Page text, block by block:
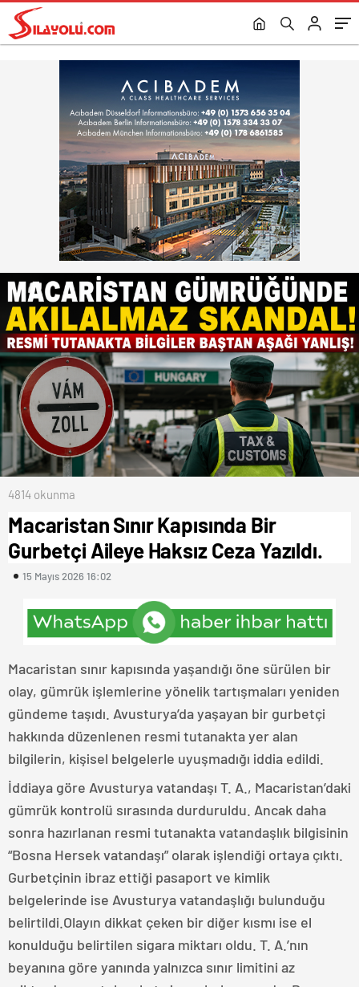
4814 okunma
Macaristan Sınır Kapısında Bir
Gurbetçi Aileye Haksız Ceza Yazıldı.
15 Mayıs 2026 16:02
Macaristan sınır kapısında yaşandığı öne sürülen bir
olay, gümrük işlemlerine yönelik tartışmaları yeniden
gündeme taşıdı. Avusturya’da yaşayan bir gurbetçi
hakkında düzenlenen resmi tutanakta yer alan
bilgilerin, kişisel belgelerle uyuşmadığı iddia edildi.
İddiaya göre Avusturya vatandaşı T. A., Macaristan’daki
gümrük kontrolü sırasında durduruldu. Ancak daha
sonra hazırlanan resmi tutanakta vatandaşlık bilgisinin
“Bosna Hersek vatandaşı” olarak işlendiği ortaya çıktı.
Gurbetçinin ibraz ettiği pasaport ve kimlik
belgelerinde ise Avusturya vatandaşlığı bulunduğu
belirtildi.Olayın dikkat çeken bir diğer kısmı ise el
konulduğu belirtilen sigara miktarı oldu. T. A.’nın
beyanına göre yanında yalnızca sınır limitini az